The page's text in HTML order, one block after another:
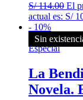
S/114.00 El
actual es: S/
- 10%
La
Novela.
Sin